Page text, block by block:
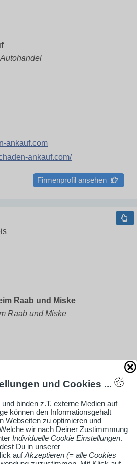
ankauf.com
ankauf.com/
Firmenprofil ansehen
Raab und Miske
Raab und Miske
hdh.de/
Firmenprofil ansehen
und Cookies ...
binden z.T. externe Medien auf
können den Informationsgehalt
Webseiten zu optimieren und
wir nach Deiner Zustimmmung
Individuelle Cookie Einstellungen.
Du in unserer
aufAkzeptieren (= alle Cookies